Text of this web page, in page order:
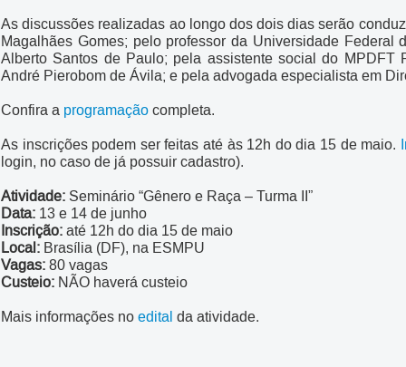
As discussões realizadas ao longo dos dois dias serão
Magalhães Gomes; pelo professor da Universidade
Alberto Santos de Paulo; pela assistente social do
André Pierobom de Ávila; e pela advogada especialista em
Confira a programação completa.
As inscrições podem ser feitas até às 12h do dia 15 de maio.
login, no caso de já possuir cadastro).
Atividade: Seminário “Gênero e Raça – Turma II”
Data: 13 e 14 de junho
Inscrição: até 12h do dia 15 de maio
Local: Brasília (DF), na ESMPU
Vagas: 80 vagas
Custeio: NÃO haverá custeio
Mais informações no edital da atividade.